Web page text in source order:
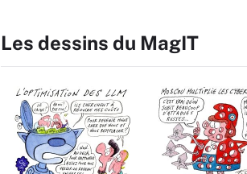
Les dessins du MagIT